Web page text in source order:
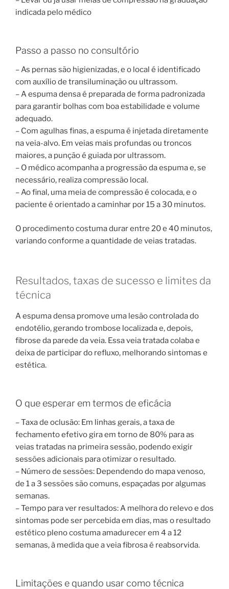
indicada pelo médico
Passo a passo no consultório
– As pernas são higienizadas, e o local é identificado
com auxílio de transiluminação ou ultrassom.
– A espuma densa é preparada de forma padronizada
para garantir bolhas com boa estabilidade e volume
adequado.
– Com agulhas finas, a espuma é injetada diretamente
na veia-alvo. Em veias mais profundas ou troncos
maiores, a punção é guiada por ultrassom.
– O médico acompanha a progressão da espuma e, se
necessário, realiza compressão local.
– Ao final, uma meia de compressão é colocada, e o
paciente é orientado a caminhar por 15 a 30 minutos.
O procedimento costuma durar entre 20 e 40 minutos,
variando conforme a quantidade de veias tratadas.
Resultados, taxas de sucesso e limites da
técnica
A espuma densa promove uma lesão controlada do
endotélio, gerando trombose localizada e, depois,
fibrose da parede da veia. Essa veia tratada colaba e
deixa de participar do refluxo, melhorando sintomas e
estética.
O que esperar em termos de eficácia
– Taxa de oclusão: Em linhas gerais, a taxa de
fechamento efetivo gira em torno de 80% para as
veias tratadas na primeira sessão, podendo exigir
sessões adicionais para otimizar o resultado.
– Número de sessões: Dependendo do mapa venoso,
de 1 a 3 sessões são comuns, espaçadas por algumas
semanas.
– Tempo para ver resultados: A melhora do relevo e dos
sintomas pode ser percebida em dias, mas o resultado
estético pleno costuma amadurecer em 4 a 12
semanas, à medida que a veia fibrosa é reabsorvida.
Limitações e quando usar como técnica